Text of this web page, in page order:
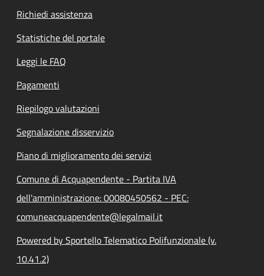
Richiedi assistenza
Statistiche del portale
Leggi le FAQ
Pagamenti
Riepilogo valutazioni
Segnalazione disservizio
Piano di miglioramento dei servizi
Comune di Acquapendente - Partita IVA
dell'amministrazione: 00080450562 - PEC:
comuneacquapendente@legalmail.it
Powered by Sportello Telematico Polifunzionale (v.
10.41.2)